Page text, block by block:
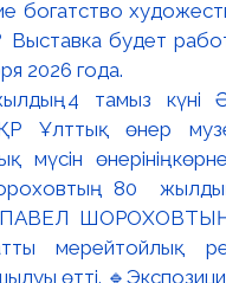
богатство
Выставка будет
2026 года.